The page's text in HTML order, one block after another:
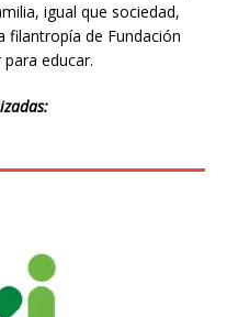
igual que sociedad,
de Fundación
educar.